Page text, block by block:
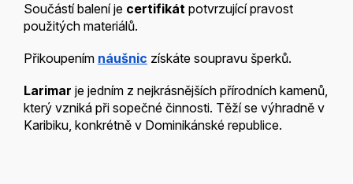
Součástí balení je certifikát potvrzující pravost
použitých materiálů.
Přikoupením náušnic získáte soupravu šperků.
Larimar je jedním z nejkrásnějších přírodních kamenů,
který vzniká při sopečné činnosti. Těží se výhradně v
Karibiku, konkrétně v Dominikánské republice.